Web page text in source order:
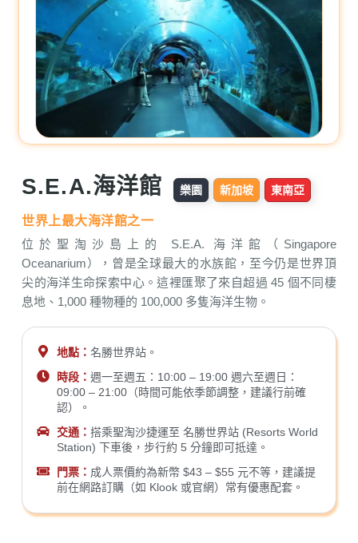
S.E.A.海洋館 樂園 新加坡 東南亞
世界上最大海洋館之一
位於聖淘沙島上的 S.E.A. 海洋館（Singapore
Oceanarium），曾是全球最大的水族館，至今仍是世界頂
尖的海洋生命探索中心。這裡匯聚了來自超過 45 個不同棲
息地、1,000 種物種的 100,000 多隻海洋生物。
地點：名勝世界站。
時段：週一至週五：10:00 – 19:00 週六至週日：
09:00 – 21:00（時間可能依季節調整，建議行前確
認）。
交通：搭乘聖淘沙捷運至 名勝世界站 (Resorts World
Station) 下車後，步行約 5 分鐘即可抵達。
門票： 成人票價約為新幣 $43 – $55 元不等，建議提
前在網路訂購（如 Klook 或官網）常有優惠配套。